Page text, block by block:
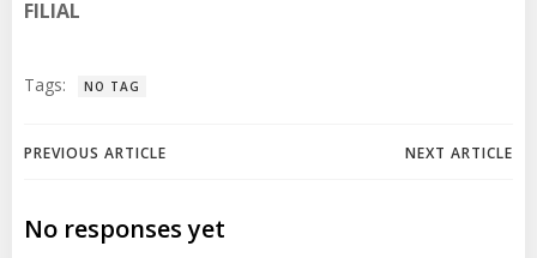
FILIAL
Tags: NO TAG
Post
navigation
PREVIOUS ARTICLE NEXT ARTICLE
No responses yet